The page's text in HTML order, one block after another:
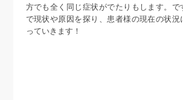
方でも全く同じ症状がでたりもします。で
で現状や原因を探り、患者様の現在の状況
っていきます！